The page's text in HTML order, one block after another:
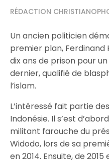
RÉDACTION
Un ancien politicien
premier plan, Ferdinand
dix ans de prison pour
dernier, qualifié de
l’islam.
L’intéressé fait partie
Indonésie. Il s’est
militant farouche du
Widodo, lors de sa
en 2014. Ensuite, de